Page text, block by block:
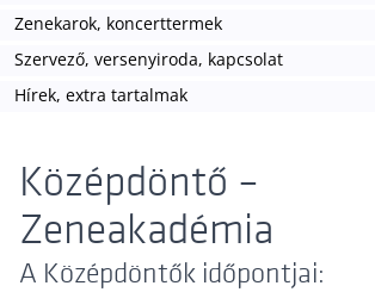
Zenekarok, koncerttermek
Szervező, versenyiroda, kapcsolat
Hírek, extra tartalmak
Középdöntő –
Zeneakadémia
A Középdöntők időpontjai: